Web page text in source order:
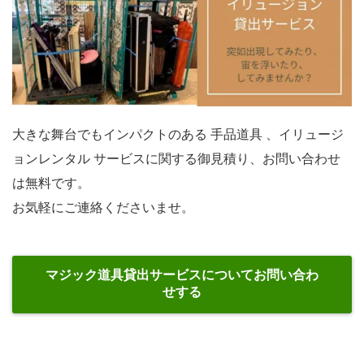
大きな舞台でもインパクトのある 手品道具 、イリュージ
ョンレンタル サービスに関する御見積り、お問い合わせ
は無料です。
お気軽にご連絡くださいませ。
マジック道具貸出サービスについてお問い合わ
せする